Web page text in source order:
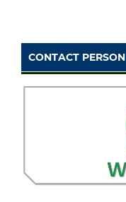
CONTACT PERSON